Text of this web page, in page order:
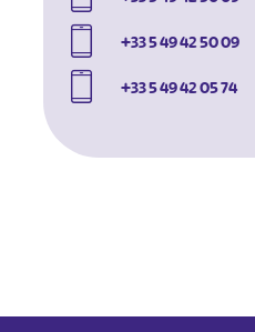
+33 5 49 42 50 09
+33 5 49 42 05 74